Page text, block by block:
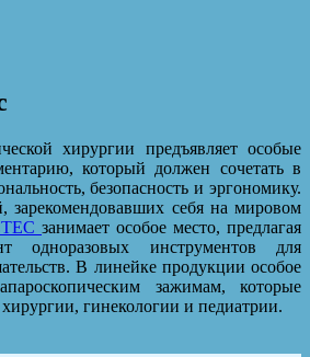
хирургии предъявляет особые
который должен сочетать в
безопасность и эргономику.
зарекомендовавших себя на мировом
занимает особое место, предлагая
одноразовых инструментов для
В линейке продукции особое
зажимам, которые
гинекологии и педиатрии.